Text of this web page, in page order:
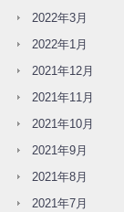
2022年3月
2022年1月
2021年12月
2021年11月
2021年10月
2021年9月
2021年8月
2021年7月